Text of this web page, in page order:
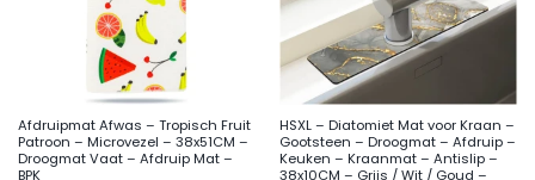
Afdruipmat Afwas – Tropisch Fruit
Patroon – Microvezel – 38x51CM –
Droogmat Vaat – Afdruip Mat –
BPK
HSXL – Diatomiet Mat voor Kraan –
Gootsteen – Droogmat – Afdruip –
Keuken – Kraanmat – Antislip –
38x10CM – Grijs / Wit / Goud –